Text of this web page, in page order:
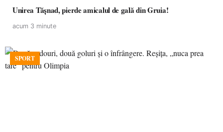
Unirea Tășnad, pierde amicalul de gală din Gruia!
acum 3 minute
SPORT